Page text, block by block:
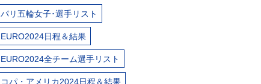
パリ五輪女子･選手リスト
EURO2024日程＆結果
EURO2024全チーム選手リスト
コパ・アメリカ2024日程＆結果